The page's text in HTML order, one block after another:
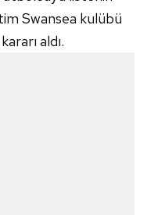
Swansea kulübü
aldı.